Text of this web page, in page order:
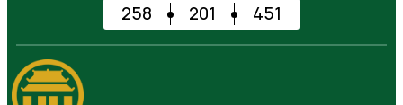
258 201 451